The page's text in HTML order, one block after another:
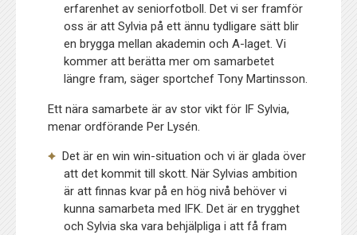
erfarenhet av seniorfotboll. Det vi ser framför
oss är att Sylvia på ett ännu tydligare sätt blir
en brygga mellan akademin och A-laget. Vi
kommer att berätta mer om samarbetet
längre fram, säger sportchef Tony Martinsson.
Ett nära samarbete är av stor vikt för IF Sylvia,
menar ordförande Per Lysén.
Det är en win win-situation och vi är glada över
att det kommit till skott. När Sylvias ambition
är att finnas kvar på en hög nivå behöver vi
kunna samarbeta med IFK. Det är en trygghet
och Sylvia ska vara behjälpliga i att få fram